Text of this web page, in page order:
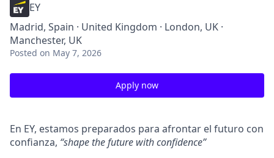
EY
Madrid, Spain · United Kingdom · London, UK ·
Manchester, UK
Posted on May 7, 2026
Apply now
En EY, estamos preparados para afrontar el futuro con
confianza, “shape the future with confidence”